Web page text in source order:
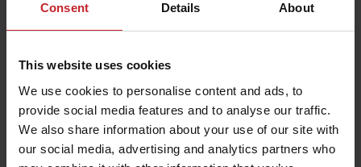
Consent Details About
This website uses cookies
We use cookies to personalise content and ads, to
provide social media features and to analyse our traffic.
We also share information about your use of our site with
our social media, advertising and analytics partners who
Technologie bis ins kleinste Detail optimiert, mit
einem patentierten Sektionsaushub, unzähligen
Einstellmöglichkeiten und der weltweit ersten
Rahmen, die jeweils durch eine Kamera gesteuert
werden.
Der TRV Swingking verfügt über eine einzigartige